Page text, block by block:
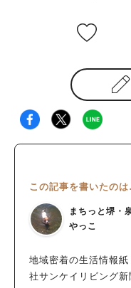
この記事を書いたの
まちっと堺・
やっこ
地域密着の生活情報
社サンケイリビング